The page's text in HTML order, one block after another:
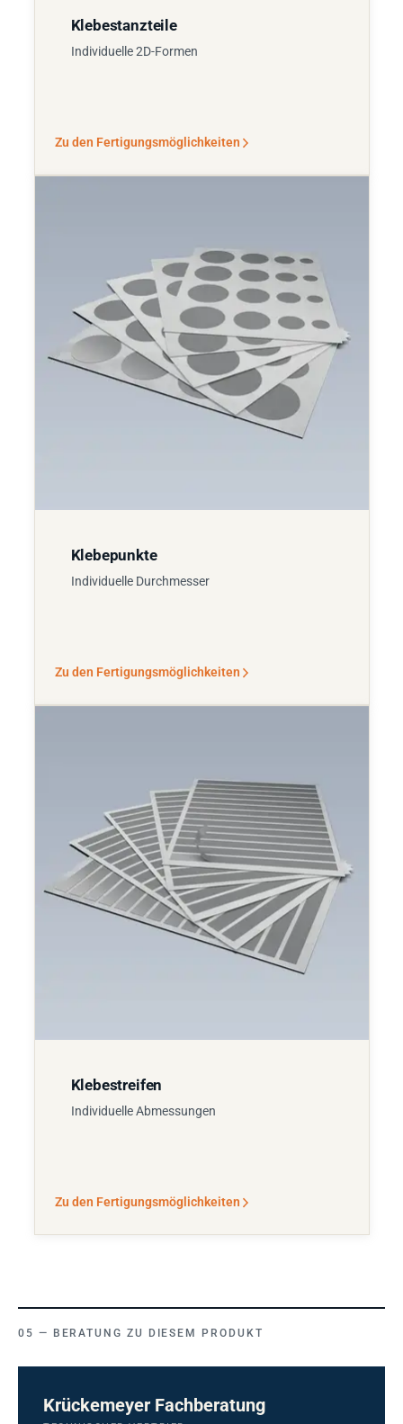
Klebestanzteile
Individuelle 2D-Formen
Zu den Fertigungsmöglichkeiten
Klebepunkte
Individuelle Durchmesser
Zu den Fertigungsmöglichkeiten
Klebestreifen
Individuelle Abmessungen
Zu den Fertigungsmöglichkeiten
BERATUNG ZU DIESEM PRODUKT
Krückemeyer Fachberatung